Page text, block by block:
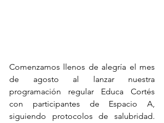
Comenzamos llenos de alegría el mes
de agosto al lanzar nuestra
programación regular Educa Cortés
con participantes de Espacio A,
siguiendo protocolos de salubridad.